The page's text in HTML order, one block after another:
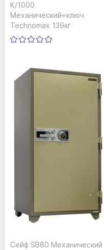
K/1000
Механический+ключ
Technomax 139кг
Сейф SB80 Механический